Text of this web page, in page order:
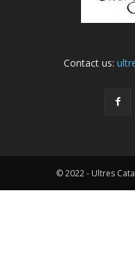
Contact us:
© 2022 - Ultres